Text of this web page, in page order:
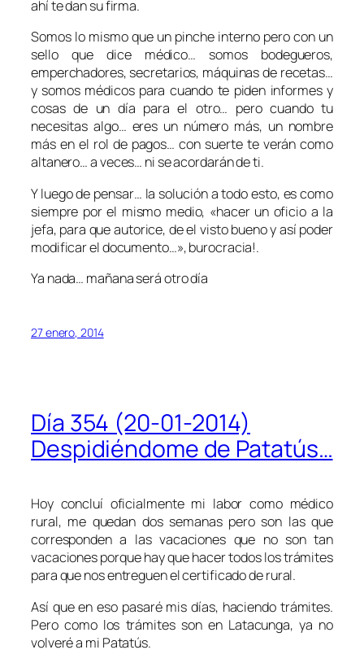
ahí te dan su firma.
Somos lo mismo que un pinche interno pero con un
sello que dice médico… somos bodegueros,
emperchadores, secretarios, máquinas de recetas…
y somos médicos para cuando te piden informes y
cosas de un día para el otro… pero cuando tu
necesitas algo… eres un número más, un nombre
más en el rol de pagos… con suerte te verán como
altanero… a veces… ni se acordarán de ti.
Y luego de pensar… la solución a todo esto, es como
siempre por el mismo medio, «hacer un oficio a la
jefa, para que autorice, de el visto bueno y así poder
modificar el documento…», burocracia!.
Ya nada… mañana será otro día
27 enero, 2014
Día 354 (20-01-2014)
Despidiéndome de Patatús…
Hoy concluí oficialmente mi labor como médico
rural, me quedan dos semanas pero son las que
corresponden a las vacaciones que no son tan
vacaciones porque hay que hacer todos los trámites
para que nos entreguen el certificado de rural.
Así que en eso pasaré mis días, haciendo trámites.
Pero como los trámites son en Latacunga, ya no
volveré a mi Patatús.